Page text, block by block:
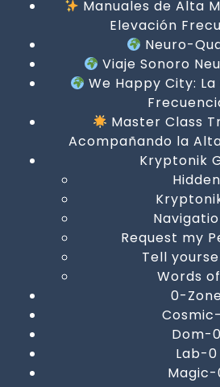
Manuales de Alta
Elevación
Neuro-
Viaje Sonoro
We Happy City:
Master Class
Acompañando la
Kryptonik
Request my
Tell
Words
0-
Dom-0
Lab-0
Magic-